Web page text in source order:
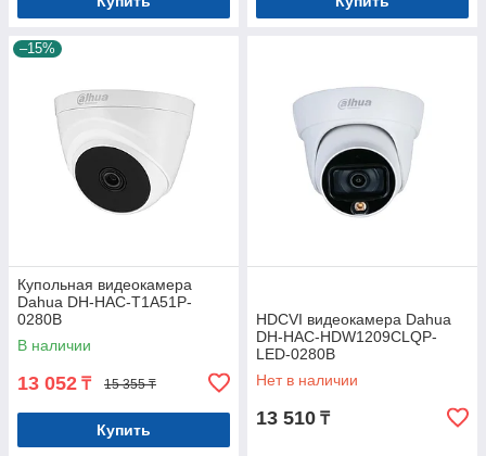
–15%
Купольная видеокамера
Dahua DH-HAC-T1A51P-
0280B
В наличии
13 052 ₸ 15 355 ₸
Купить
HDCVI видеокамера Dahua
DH-HAC-HDW1209CLQP-
LED-0280B
Нет в наличии
13 510 ₸